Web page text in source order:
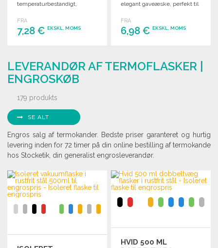
temperaturbestandigt,
drikkevarer.
FRA
7,28 € EKSKL. MOMS
Anmod om et tilbud
elegant gaveæske, perfekt til
FRA
6,98 €EKSKL. MOMS
Anmod om et tilbud
LEVERANDØR AF TERMOFLASKER |
ENGROSKØB
179 produkts
SE ALT
Engros salg af termokander. Bedste priser garanteret og hurtig
levering inden for 72 timer på din online bestilling af termokande
hos Stocketik, din generalist engrosleverandør.
HVID 500 ML